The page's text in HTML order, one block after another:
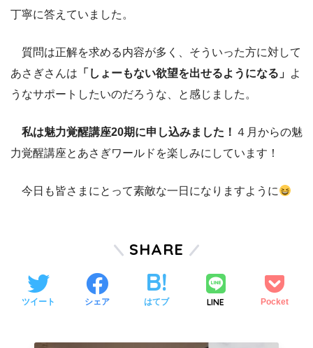
丁寧に答えていました。
質問は正解を求める内容が多く、そういった方に対して
あさぎさんは 「しょーもない欲望を出せるようになる」 よ
うなサポートしたいのだろうな、と感じました。
私は魅力覚醒講座20期に申し込みました！ ４月からの魅
力覚醒講座とあさぎワールドを楽しみにしています！
今日も皆さまにとって素敵な一日になりますように
SHARE
ツイート シェア はてブ LINE Pocket